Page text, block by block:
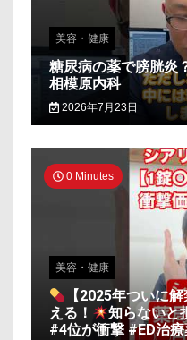
美容・健康
糖尿病の薬で膀胱炎
相模原内科
2026年7月23日
0 Minutes
美容・健康
【2025年ついに
える！
知らないと
#4位が衝撃 #ED治